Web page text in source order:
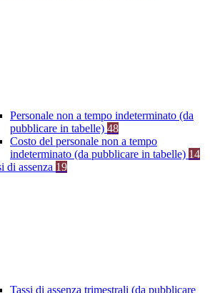
Personale non a tempo indeterminato (da
pubblicare in tabelle) 48
Costo del personale non a tempo
indeterminato (da pubblicare in tabelle) 14
di assenza 19
Tassi di assenza trimestrali (da pubblicare